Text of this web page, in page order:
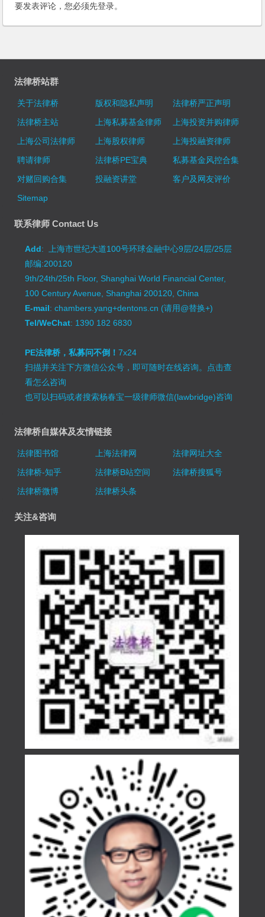
要发表评论，您必须先登录。
法律桥站群
关于法律桥 版权和隐私声明
法律桥严正声明
法律桥主站
上海私募基金律师
上海投资并购律师
上海公司法律师
上海股权律师
上海投融资律师
聘请律师
法律桥PE宝典
私募基金风控合集
对赌回购合集
投融资讲堂
客户及网友评价
Sitemap
联系律师 Contact Us
Add: 上海市世纪大道100号环球金融中心9层/24层/25层
邮编:200120
9th/24th/25th Floor, Shanghai World Financial Center,
100 Century Avenue, Shanghai 200120, China
E-mail: chambers.yang+dentons.cn (请用@替换+)
Tel/WeChat: 1390 182 6830
PE法律桥，私募问不倒！7x24
扫描并关注下方微信公众号，即可随时在线咨询。 点击查
看怎么咨询
也可以扫码或者搜索杨春宝一级律师微信(lawbridge)咨询
法律桥自媒体及友情链接
法律图书馆 上海法律网
法律网址大全
法律桥-知乎
法律桥B站空间
法律桥搜狐号
法律桥微博
法律桥头条
关注&咨询